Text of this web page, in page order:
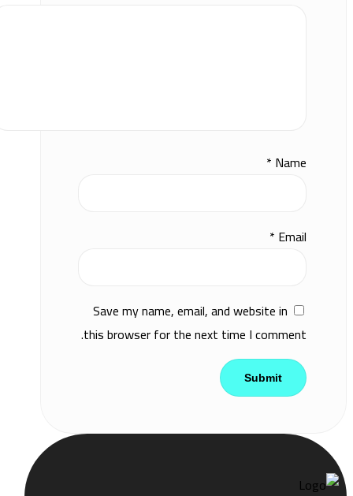
Name
*
Email
*
Save my name, email, and website in
this browser for the next time I comment.